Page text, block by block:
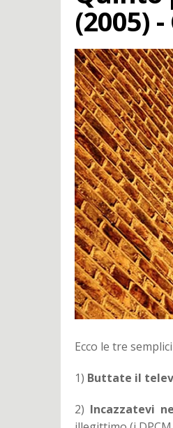
(2005)
Ecco le tre
1) Buttate il
2) Incazzatevi